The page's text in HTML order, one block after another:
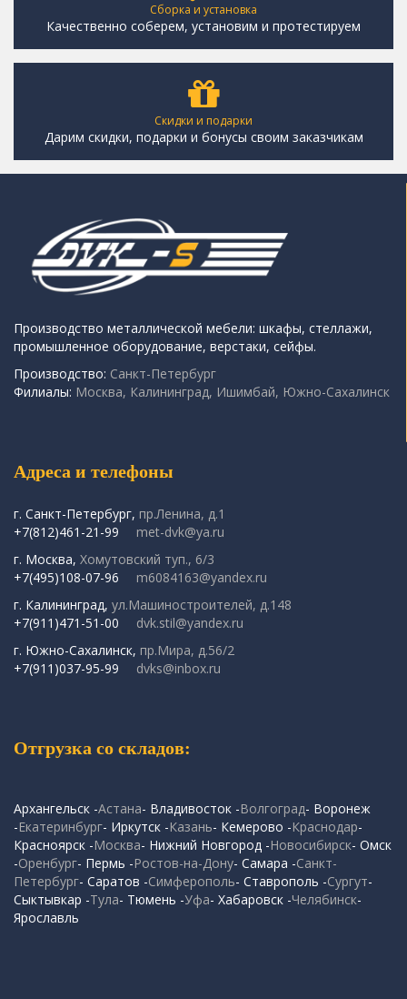
Сборка и установка
Качественно соберем, установим и протестируем
Скидки и подарки
Дарим скидки, подарки и бонусы своим заказчикам
Производство металлической мебели: шкафы, стеллажи,
промышленное оборудование, верстаки, сейфы.
Производство: Санкт-Петербург
Филиалы: Москва, Калининград, Ишимбай, Южно-Сахалинск
Адреса и телефоны
г. Санкт-Петербург, пр.Ленина, д.1
+7(812)461-21-99
met-dvk@ya.ru
г. Москва, Хомутовский туп., 6/3
+7(495)108-07-96
m6084163@yandex.ru
г. Калининград, ул.Машиностроителей, д.148
+7(911)471-51-00
dvk.stil@yandex.ru
г. Южно-Сахалинск, пр.Мира, д.56/2
+7(911)037-95-99
dvks@inbox.ru
Отгрузка со складов:
Архангельск -Астана- Владивосток -Волгоград- Воронеж
-Екатеринбург- Иркутск -Казань- Кемерово -Краснодар-
Красноярск -Москва- Нижний Новгород -Новосибирск- Омск
-Оренбург- Пермь -Ростов-на-Дону- Самара -Санкт-
Петербург- Саратов -Симферополь- Ставрополь -Сургут-
Сыктывкар -Тула- Тюмень -Уфа- Хабаровск -Челябинск-
Ярославль